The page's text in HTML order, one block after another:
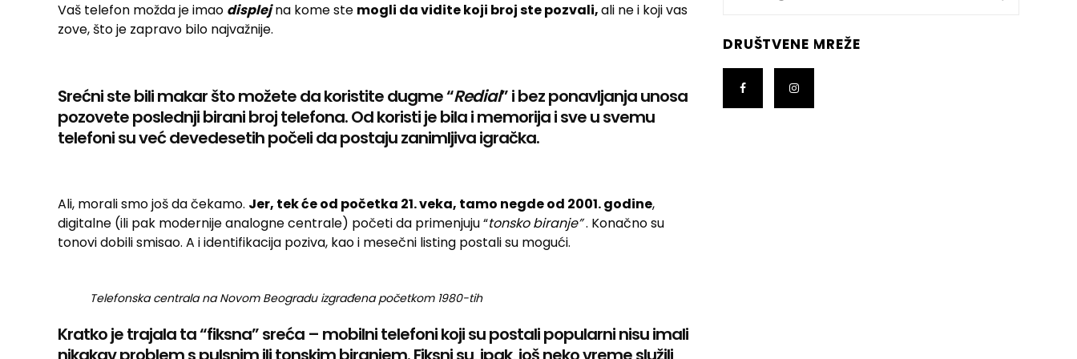
Vaš telefon možda je imao displejna kome ste mogli da vidite koji broj ste pozvali,ali ne i koji vas
zove, što je zapravo bilo najvažnije.
Srećni ste bili makar što možete da koristite dugme “Redial” i bez ponavljanja unosa
pozovete poslednji birani broj telefona. Od koristi je bila i memorija i sve u svemu
telefoni su već devedesetih počeli da postaju zanimljiva igračka.
Ali, morali smo još da čekamo. Jer, tek će od početka 21. veka, tamo negde od 2001. godine,
digitalne (ili pak modernije analogne centrale) početi da primenjuju “tonsko biranje”. Konačno su
tonovi dobili smisao. A i identifikacija poziva, kao i mesečni listing postali su mogući.
Telefonska centrala na Novom Beogradu izgrađena početkom 1980-tih
Kratko je trajala ta “fiksna” sreća – mobilni telefoni koji su postali popularni nisu imali
DRUŠTVENE MREŽE